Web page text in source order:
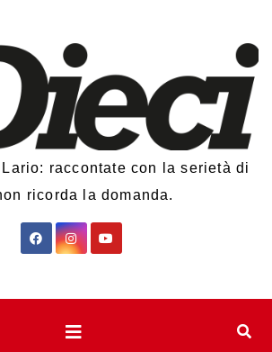
raccontate con la serietà di
ricorda la domanda.